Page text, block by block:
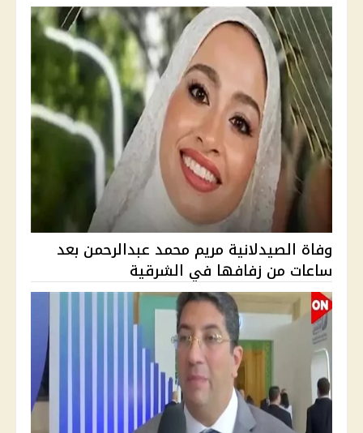
وفاة الصيدلانية مريم محمد عبدالرحمن بعد
ساعات من زفافها في الشرقية